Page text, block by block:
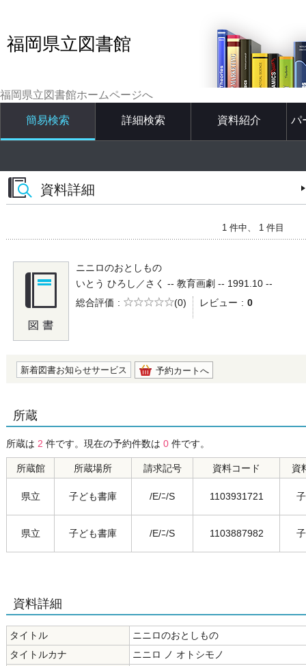
福岡県立図書館
福岡県立図書館ホームページへ
簡易検索 詳細検索 資料紹介 パ
資料詳細
1 件中、 1 件目
ニニロのおとしもの
いとう ひろし／さく -- 教育画劇 -- 1991.10 --
総合評価
5段階評価
(0) レビュー 0
新着図書お知らせサービス 予約カートへ
所蔵
所蔵は 2 件です。現在の予約件数は 0 件です。
所蔵館 所蔵場所 請求記号 資料コード 資
県立 子ども書庫 /E/ﾆ/S 1103931721
県立 子ども書庫 /E/ﾆ/S 1103887982
資料詳細
タイトル
ニニロのおとしもの
タイトルカナ
ニニロ ノ オトシモノ